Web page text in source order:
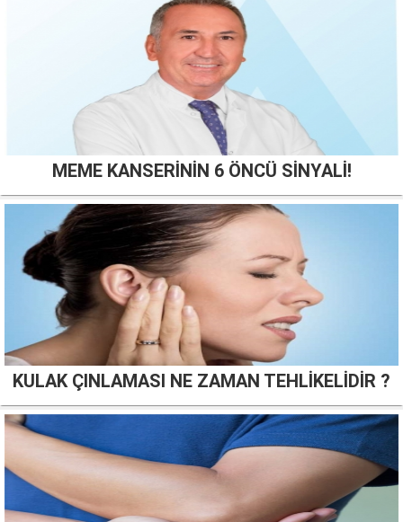
MEME KANSERİNİN 6 ÖNCÜ SİNYALİ!
KULAK ÇINLAMASI NE ZAMAN TEHLİKELİDİR ?